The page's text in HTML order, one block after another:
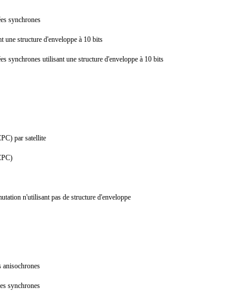
synchrones
une structure d'enveloppe à 10 bits
synchrones utilisant une structure d'enveloppe à 10 bits
par satellite
n'utilisant pas de structure d'enveloppe
anisochrones
synchrones